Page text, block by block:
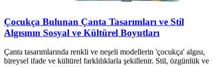
Çocukça Bulunan Çanta Tasarımları ve Stil
Algısının Sosyal ve Kültürel Boyutları
Çanta tasarımlarında renkli ve neşeli modellerin 'çocukça' algısı,
bireysel ifade ve kültürel farklılıklarla şekillenir. Stil, özgünlük ve